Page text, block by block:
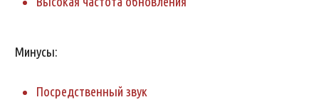
Минусы:
Посредственный звук